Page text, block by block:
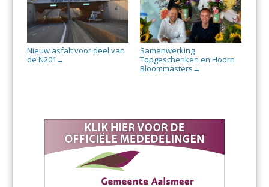
Nieuw asfalt voor deel van
de N201 →
Samenwerking
Topgeschenken en Hoorn
Bloommasters →